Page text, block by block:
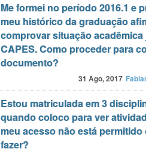
Me formei no período 2016.1 e
meu histórico da graduação
comprovar situação acadêmica
CAPES. Como proceder para
documento?
31 Ago, 2017
Estou matriculada em 3
quando coloco para ver
meu acesso não está permitido
fazer?